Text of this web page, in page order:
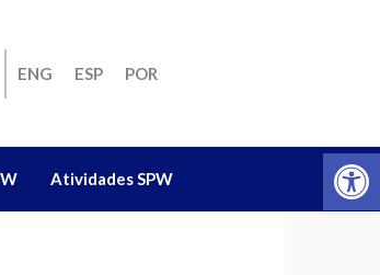
ENG ESP POR
Atividades SPW